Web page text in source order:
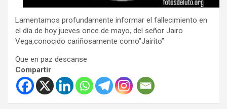
Lamentamos profundamente informar el fallecimiento en
el día de hoy jueves once de mayo, del señor Jairo
Vega,conocido cariñosamente como”Jairito”
Que en paz descanse
Compartir